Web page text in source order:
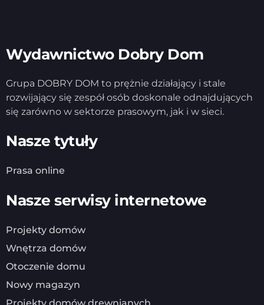
Wydawnictwo Dobry Dom
Grupa DOBRY DOM to prężnie działający i stale
rozwijający się zespół osób doskonale odnajdujących
się zarówno w sektorze prasowym, jak i w sieci.
Nasze tytuły
Prasa online
Nasze serwisy internetowe
Projekty domów
Wnętrza domów
Otoczenie domu
Nowy magazyn
Projekty domów drewnianych